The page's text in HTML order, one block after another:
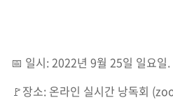
📅 일시: 2022년 9월 25일 일요일
🚩장소: 온라인 실시간 낭독회